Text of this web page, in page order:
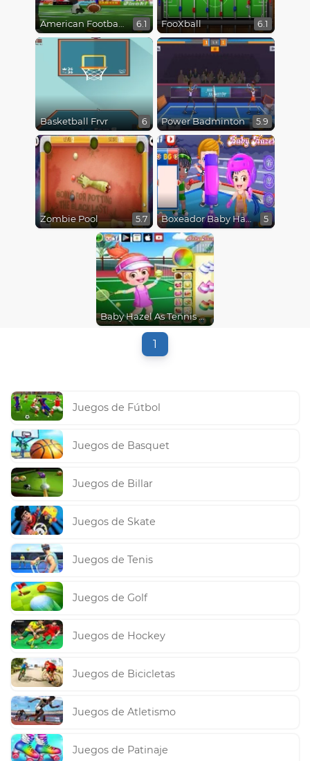
American Football Kicks 6.1 FooXball 6.1
Basketball Frvr 6 Power Badminton 5.9
Zombie Pool 5.7 Boxeador Baby Hazel 5
Baby Hazel As Tennis Dressup
1
Juegos de Fútbol
Juegos de Basquet
Juegos de Billar
Juegos de Skate
Juegos de Tenis
Juegos de Golf
Juegos de Hockey
Juegos de Bicicletas
Juegos de Atletismo
Juegos de Patinaje